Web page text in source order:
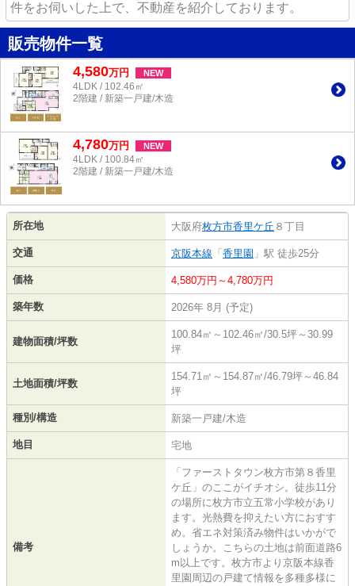
件をお伺いした上で、不動産を紹介しております。
販売物件一覧
4,580万円 NEW
4LDK / 102.46㎡
2階建 / 新築一戸建/木造
4,780万円 NEW
4LDK / 100.84㎡
2階建 / 新築一戸建/木造
所在地 大阪府枚方市香里ケ丘 ８丁目
交通 京阪本線 「 香里園 」駅 徒歩25分
価格 4,580万円～4,780万円
築年数 2026年 8月 (予定)
建物面積/坪数
100.84㎡～102.46㎡/30.5坪～30.99
坪
土地面積/坪数
154.71㎡～154.87㎡/46.79坪～46.84
坪
種別/構造 新築一戸建/木造
地目 宅地
備考
「ファーストタウン枚方市第８香里
ケ丘」のここがイチオシ。徒歩11分
の場所に枚方市立五常小学校があり
ます。光熱費を抑えたい方におすす
め。省エネ対策済み物件はいかがで
しょうか。こちらの土地は前面道路6
m以上です。枚方市より京阪本線香
里園周辺の戸建て情報を多種多様に